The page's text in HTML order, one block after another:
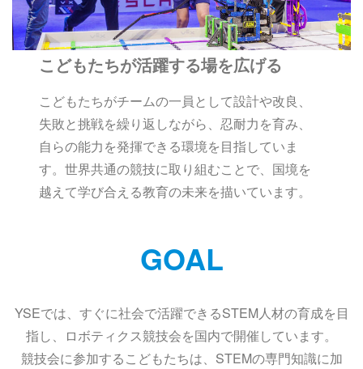
こどもたちが活躍する場を広げる
こどもたちがチームの一員として設計や改良、
失敗と挑戦を繰り返しながら、忍耐力を育み、
自らの能力を発揮できる環境を目指していま
す。世界共通の競技に取り組むことで、国境を
越えて学び合える教育の未来を描いています。
GOAL
YSEでは、すぐに社会で活躍できるSTEM人材の育成を目
指し、ロボティクス競技会を国内で開催しています。
競技会に参加するこどもたちは、STEMの専門知識に加